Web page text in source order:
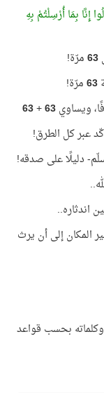
إِنَّا بِمَا أُرْسِلْتُمْ بِهِ
63مرّة!
63مرّة!
63
+
63
دليلًا على صدقه!
اندثاره..
المكان إلى أن يرث
بحسب قواعد